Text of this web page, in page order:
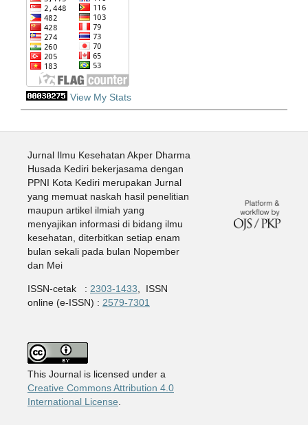
View My Stats
Jurnal Ilmu Kesehatan Akper Dharma
Husada Kediri bekerjasama dengan
PPNI Kota Kediri merupakan Jurnal
yang memuat naskah hasil penelitian
maupun artikel ilmiah yang
menyajikan informasi di bidang ilmu
kesehatan, diterbitkan setiap enam
bulan sekali pada bulan Nopember
dan Mei
ISSN-cetak : 2303-1433 , ISSN
online (e-ISSN) : 2579-7301
This Journal is licensed under a
Creative Commons Attribution 4.0
International License